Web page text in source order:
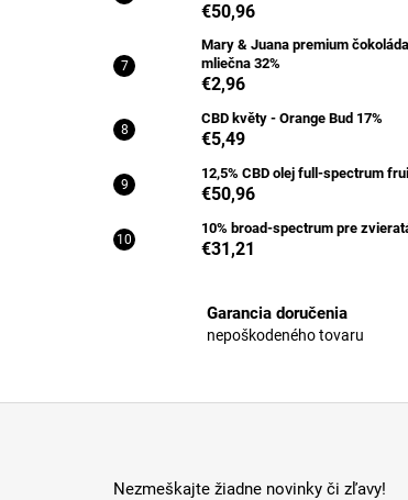
€50,96
Mary & Juana premium čokoláda
mliečna 32%
€2,96
CBD květy - Orange Bud 17%
€5,49
12,5% CBD olej full-spectrum
€50,96
10% broad-spectrum pre
€31,21
Garancia doručenia
nepoškodeného tovaru
Nezmeškajte žiadne novinky či zľavy!